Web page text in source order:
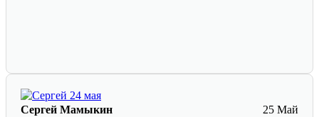
25 Май
Сергей Мамыкин